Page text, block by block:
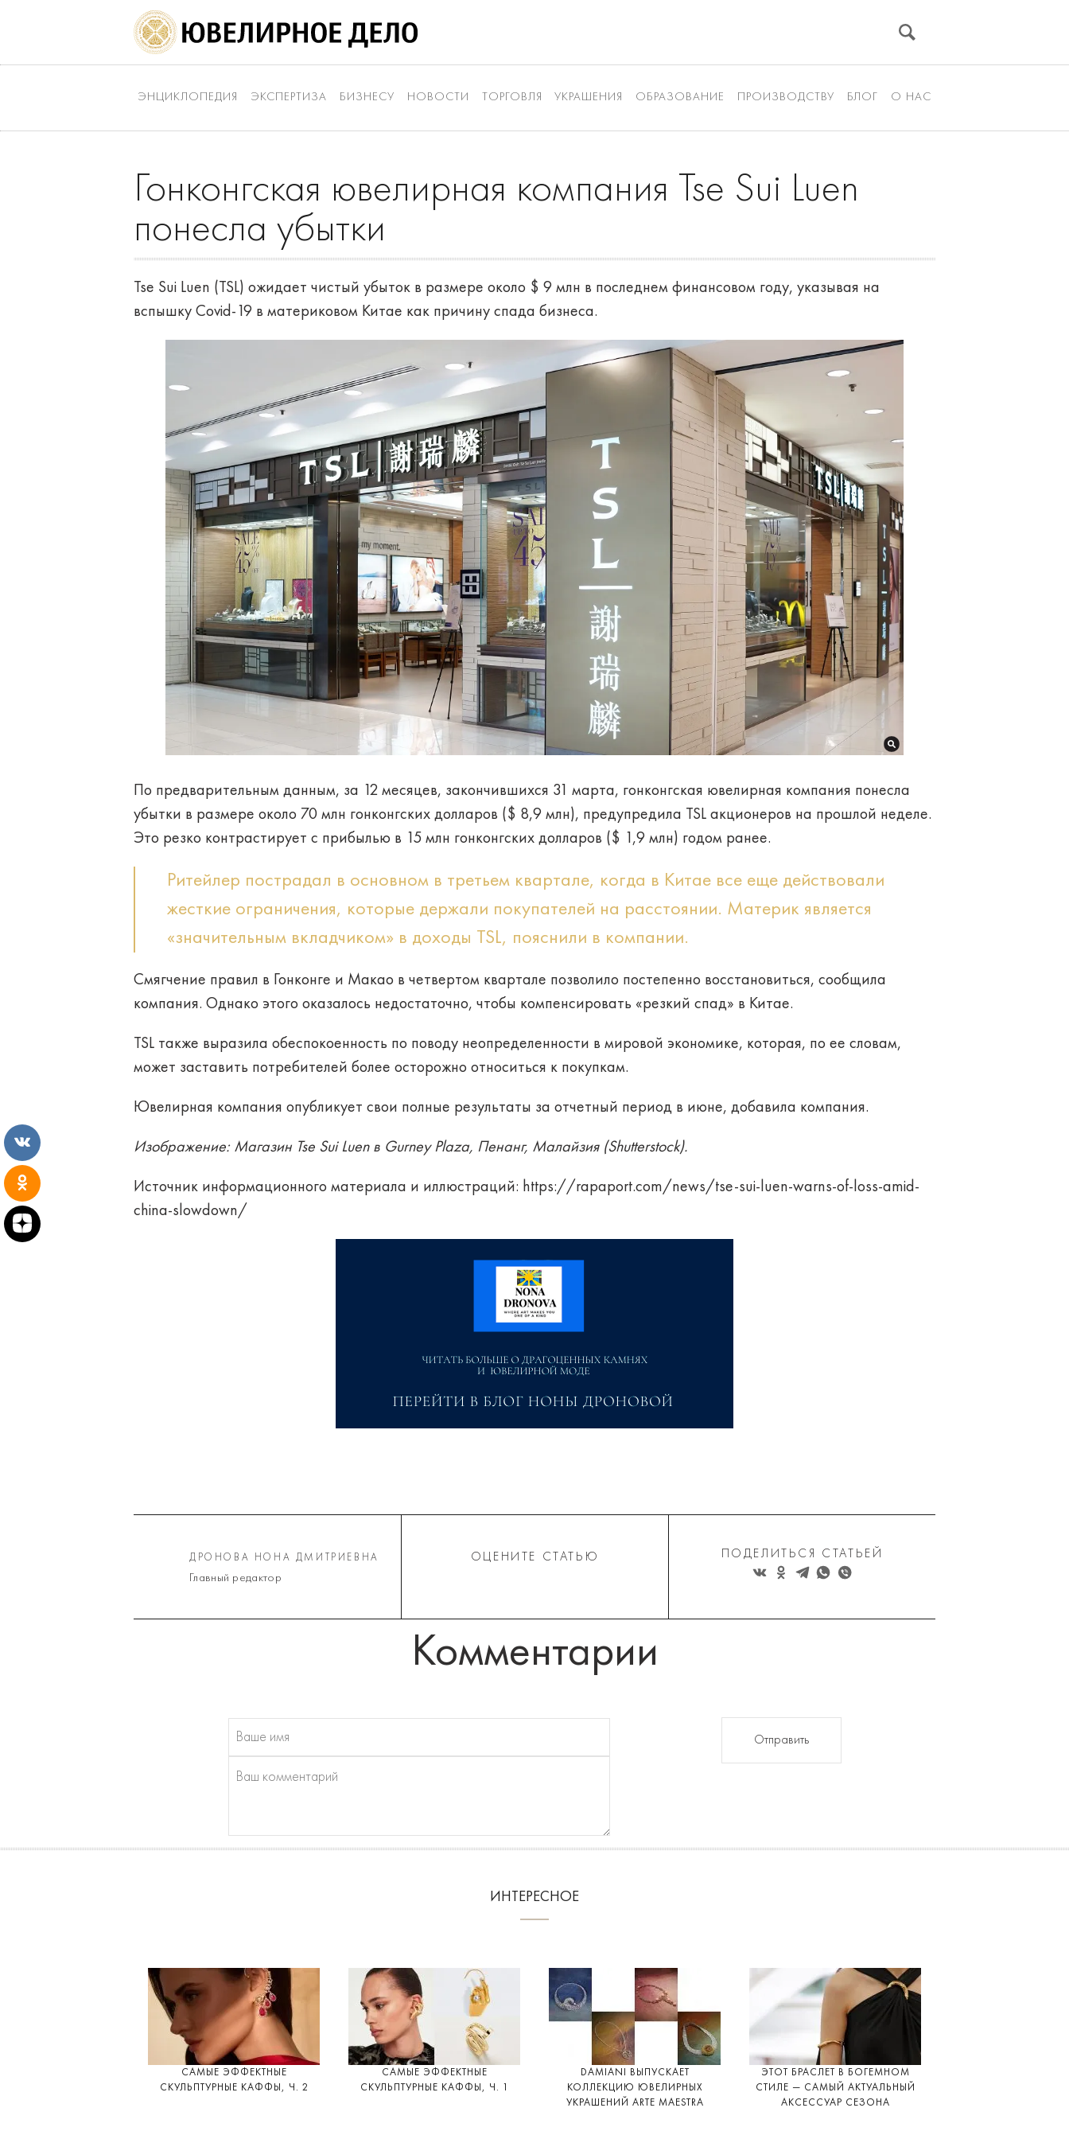
ЭНЦИКЛОПЕДИЯ ЭКСПЕРТИЗА БИЗНЕСУ НОВОСТИ ТОРГОВЛЯ УКРАШЕНИЯ ОБРАЗОВАНИЕ ПРОИЗВОДСТВУ БЛОГ О НАС
Гонконгская ювелирная компания Tse Sui Luen
понесла убытки
Tse Sui Luen (TSL) ожидает чистый убыток в размере около $ 9 млн в последнем финансовом году, указывая на
вспышку Covid-19 в материковом Китае как причину спада бизнеса.
По предварительным данным, за 12 месяцев, закончившихся 31 марта, гонконгская ювелирная компания понесла
убытки в размере около 70 млн гонконгских долларов ($ 8,9 млн), предупредила TSL акционеров на прошлой неделе.
Это резко контрастирует с прибылью в 15 млн гонконгских долларов ($ 1,9 млн) годом ранее.
Ритейлер пострадал в основном в третьем квартале, когда в Китае все еще действовали
жесткие ограничения, которые держали покупателей на расстоянии. Материк является
«значительным вкладчиком» в доходы TSL, пояснили в компании.
Смягчение правил в Гонконге и Макао в четвертом квартале позволило постепенно восстановиться, сообщила
компания. Однако этого оказалось недостаточно, чтобы компенсировать «резкий спад» в Китае.
TSL также выразила обеспокоенность по поводу неопределенности в мировой экономике, которая, по ее словам,
может заставить потребителей более осторожно относиться к покупкам.
Ювелирная компания опубликует свои полные результаты за отчетный период в июне, добавила компания.
Изображение: Магазин Tse Sui Luen в Gurney Plaza, Пенанг, Малайзия (Shutterstock).
Источник информационного материала и иллюстраций: https://rapaport.com/news/tse-sui-luen-warns-of-loss-amid-
china-slowdown/
ДРОНОВА НОНА ДМИТРИЕВНА
Главный редактор
ОЦЕНИТЕ СТАТЬЮ ПОДЕЛИТЬСЯ СТАТЬЕЙ
Комментарии
Отправить
ИНТЕРЕСНОЕ
САМЫЕ ЭФФЕКТНЫЕ
СКУЛЬПТУРНЫЕ КАФФЫ, Ч. 2
САМЫЕ ЭФФЕКТНЫЕ
СКУЛЬПТУРНЫЕ КАФФЫ, Ч. 1
DAMIANI ВЫПУСКАЕТ
КОЛЛЕКЦИЮ ЮВЕЛИРНЫХ
УКРАШЕНИЙ ARTE MAESTRA
ЭТОТ БРАСЛЕТ В БОГЕМНОМ
СТИЛЕ — САМЫЙ АКТУАЛЬНЫЙ
АКСЕССУАР СЕЗОНА